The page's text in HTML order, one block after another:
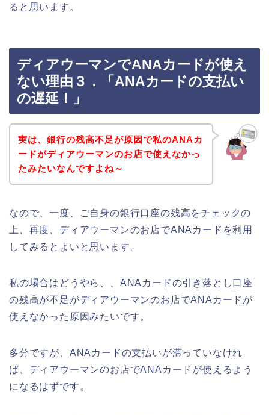
ると思います。
ディアウーマンでANAカードが使え
ない理由３．「ANAカードの支払い
の遅延！」
実は、銀行の残高不足が原因で私のANAカ
ードがディアウーマンのお店で使えなかっ
たみたいなんですよね～
なので、一度、ご自身の銀行口座の残高をチェックの
上、再度、ディアウーマンのお店でANAカードを利用
してみるとよいと思います。
私の場合はどうやら、、ANAカードの引き落とし口座
の残高が不足がディアウーマンのお店でANAカードが
使えなかった原因みたいです。
多分ですが、ANAカードの支払いが滞っていなけれ
ば、ディアウーマンのお店でANAカードが使えるよう
になるはずです。